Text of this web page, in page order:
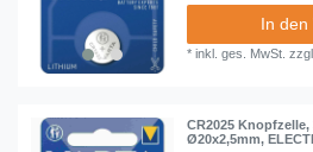
In den
*inkl. ges. MwSt.
CR2025
Ø20x2,5mm,